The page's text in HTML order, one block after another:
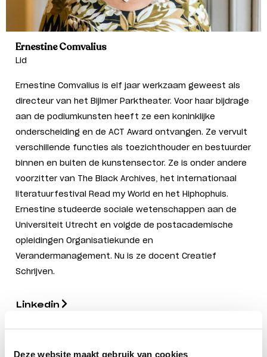
Deze website maakt gebruik van cookies
Ernestine Comvalius
Lid
Ernestine Comvalius is elf jaar werkzaam geweest als
directeur van het Bijlmer Parktheater. Voor haar bijdrage
aan de podiumkunsten heeft ze een koninklijke
onderscheiding en de ACT Award ontvangen. Ze vervult
verschillende functies als toezichthouder en bestuurder
binnen en buiten de kunstensector. Ze is onder andere
voorzitter van The Black Archives, het internationaal
literatuurfestival Read my World en het Hiphophuis.
Ernestine studeerde sociale wetenschappen aan de
Universiteit Utrecht en volgde de postacademische
opleidingen Organisatiekunde en
Verandermanagement. Nu is ze docent Creatief
Schrijven.
Linkedin